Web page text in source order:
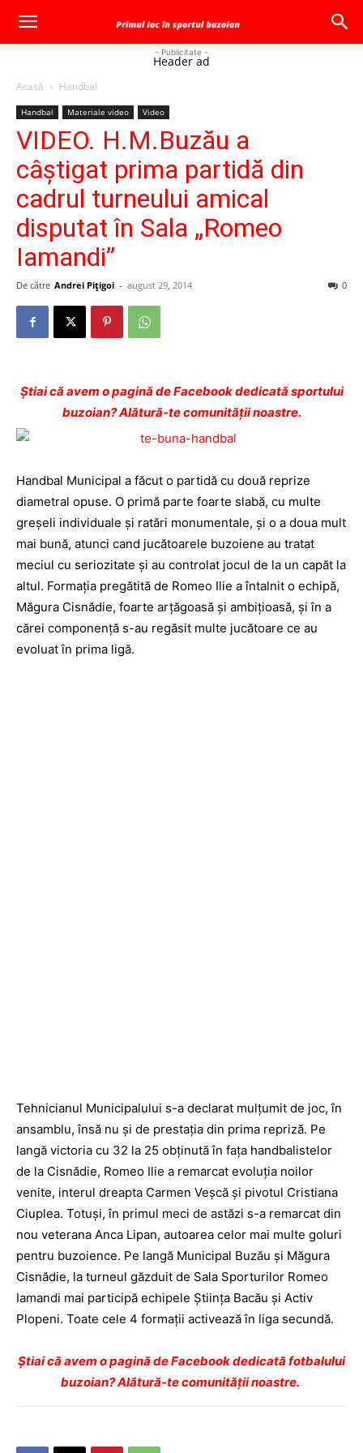
- Publicitate -
Header ad
Acasă Handbal
Handbal Materiale video Video
VIDEO. H.M.Buzău a
câștigat prima partidă din
cadrul turneului amical
disputat în Sala „Romeo
Iamandi”
De către Andrei Pițigoi - august 29, 2014 0
Ştiai că avem o pagină de Facebook dedicată sportului
buzoian? Alătură-te comunității noastre.
Handbal Municipal a făcut o partidă cu două reprize
diametral opuse. O primă parte foarte slabă, cu multe
greșeli individuale și ratări monumentale, și o a doua mult
mai bună, atunci cand jucătoarele buzoiene au tratat
meciul cu seriozitate și au controlat jocul de la un capăt la
altul. Formația pregătită de Romeo Ilie a întalnit o echipă,
Măgura Cisnădie, foarte arțăgoasă și ambițioasă, și în a
cărei componență s-au regăsit multe jucătoare ce au
evoluat în prima ligă.
Tehnicianul Municipalului s-a declarat mulțumit de joc, în
ansamblu, însă nu și de prestația din prima repriză. Pe
langă victoria cu 32 la 25 obținută în fața handbalistelor
de la Cisnădie, Romeo Ilie a remarcat evoluția noilor
venite, interul dreapta Carmen Veşcă şi pivotul Cristiana
Ciuplea. Totuși, în primul meci de astăzi s-a remarcat din
nou veterana Anca Lipan, autoarea celor mai multe goluri
pentru buzoience. Pe langă Municipal Buzău și Măgura
Cisnădie, la turneul găzduit de Sala Sporturilor Romeo
Iamandi mai participă echipele Știința Bacău și Activ
Plopeni. Toate cele 4 formații activează în liga secundă.
Ştiai că avem o pagină de Facebook dedicată fotbalului
buzoian? Alătură-te comunității noastre.